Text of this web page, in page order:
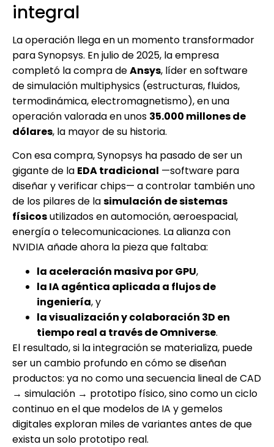
integral
La operación llega en un momento transformador
para Synopsys. En julio de 2025, la empresa
completó la compra deAnsys, líder en software
de simulación multiphysics (estructuras, fluidos,
termodinámica, electromagnetismo), en una
operación valorada en unos 35.000 millones de
dólares, la mayor de su historia.
Con esa compra, Synopsys ha pasado de ser un
gigante de la EDA tradicional —software para
diseñar y verificar chips— a controlar también uno
de los pilares de lasimulación de sistemas
físicosutilizados en automoción, aeroespacial,
energía o telecomunicaciones. La alianza con
NVIDIA añade ahora la pieza que faltaba:
la aceleración masiva por GPU,
la IA agéntica aplicada a flujos de
ingeniería, y
la visualización y colaboración 3D en
tiempo real a través de Omniverse.
El resultado, si la integración se materializa, puede
ser un cambio profundo en cómo se diseñan
productos: ya no como una secuencia lineal de CAD
→ simulación → prototipo físico, sino como un ciclo
continuo en el que modelos de IA y gemelos
digitales exploran miles de variantes antes de que
exista un solo prototipo real.